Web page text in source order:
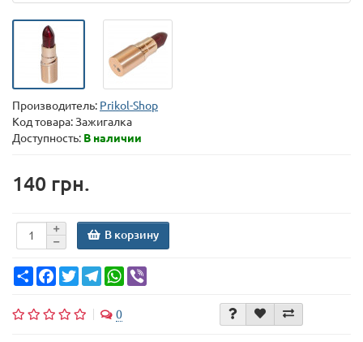
Производитель: Prikol-Shop
Код товара:Зажигалка
Доступность: В наличии
140 грн.
В корзину
Share FacebookTwitterTelegramWhatsApp
0